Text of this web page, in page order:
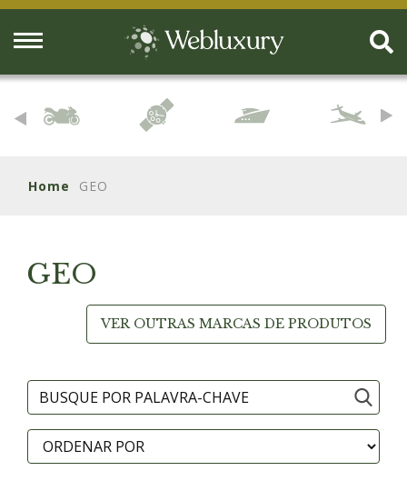
Home GEO
GEO
VER OUTRAS MARCAS DE PRODUTOS